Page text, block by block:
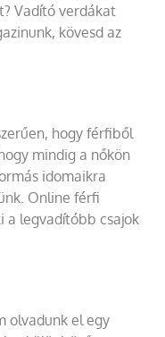
Vadító verdákat
kövesd az
hogy férfiből
mindig a nőkön
idomaikra
Online férfi
a legvadítóbb csajok
olvadunk el egy